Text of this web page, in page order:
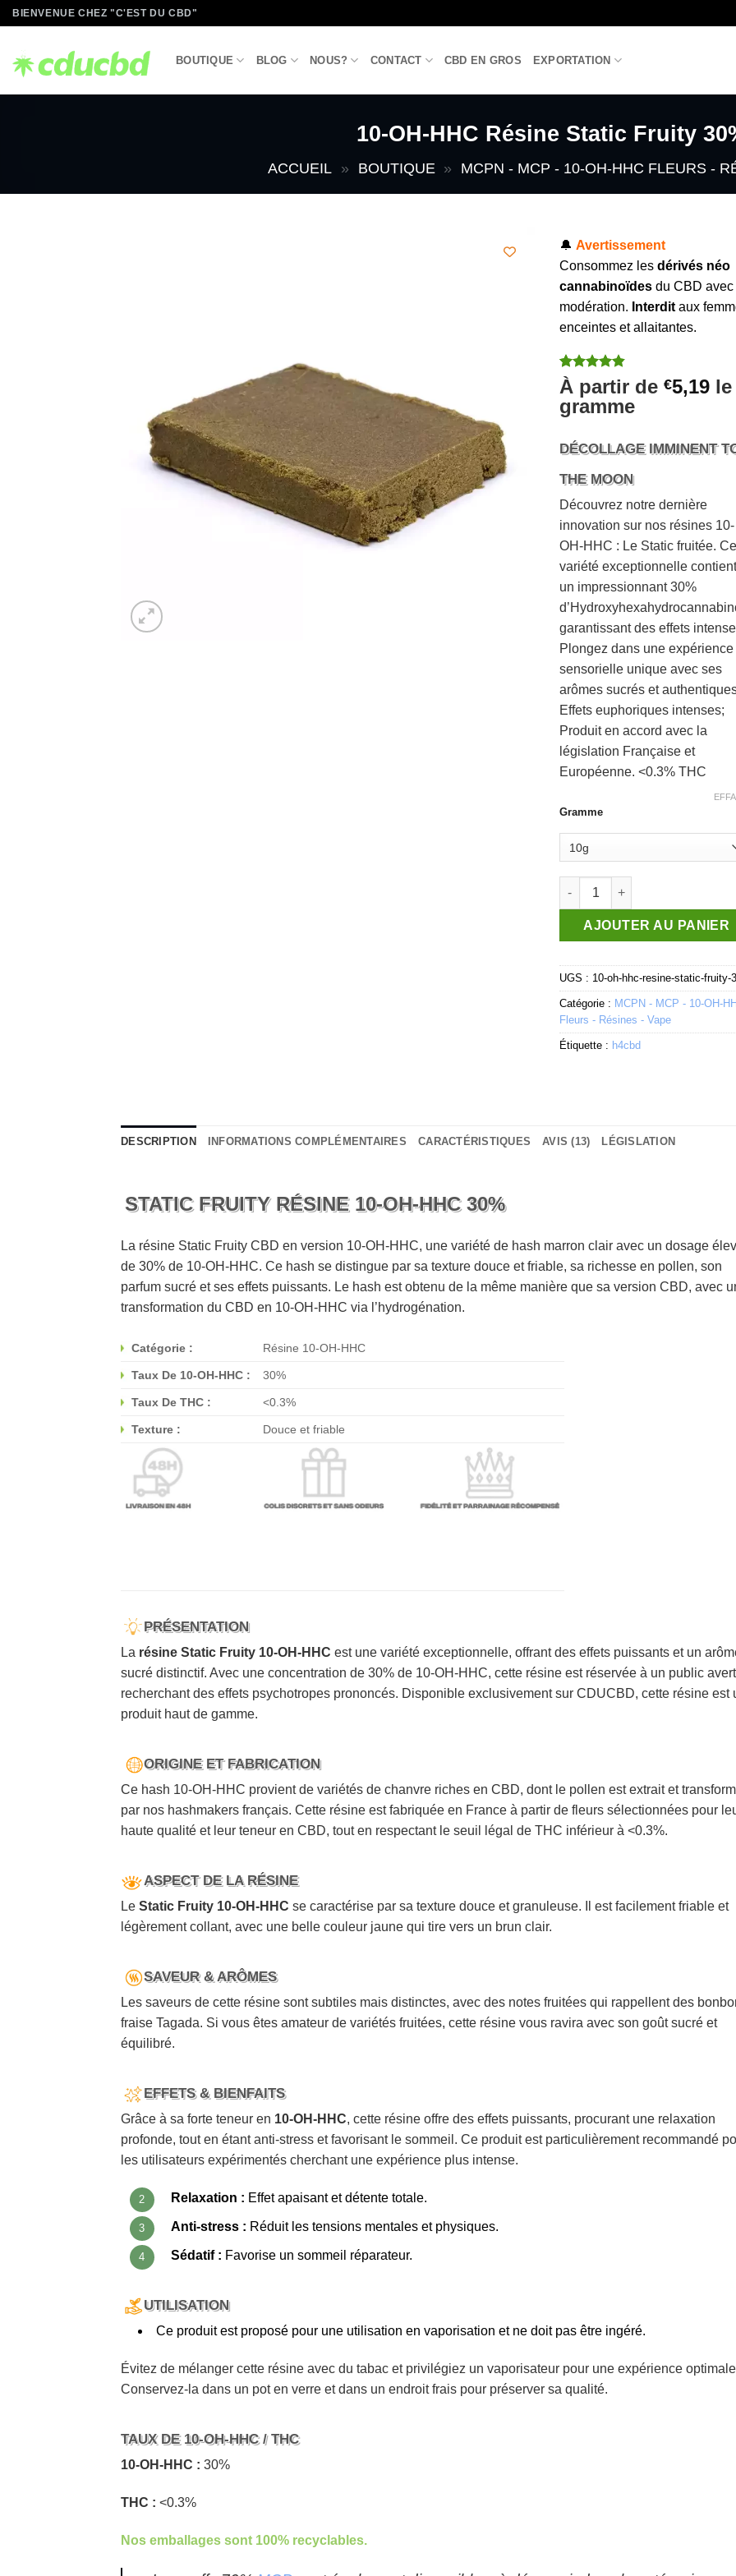
Passer
au
contenu
BIENVENUE CHEZ "C'EST DU CBD"
BOUTIQUE BLOG NOUS? CONTACT CBD EN GROS EXPORTATION
10-OH-HHC Résine Static Fruity
ACCUEIL » BOUTIQUE » MCPN - MCP - 10-OH-HHC FLEURS -
🔔Avertissement
Consommez lesdérivés néo
cannabinoïdes du CBD avec
modération. Interdit aux
enceintes et allaitantes.
Noté 4.77
sur 5 basé
sur
13
notations
À partir de€5,19 le
gramme
DÉCOLLAGE IMMINENT
THE MOON
Découvrez notre dernière
innovation sur nos résines 10-
OH-HHC : Le Static fruitée.
variété exceptionnelle
un impressionnant 30%
garantissant des effets
Plongez dans une expérience
sensorielle unique avec ses
arômes sucrés et
Effets euphoriques intenses;
Produit en accord avec la
législation Française et
Européenne. <0.3% THC
Gramme
quantité de 10-OH-HHC Résine
AJOUTER AU PANIER
UGS : 10-oh-hhc-resine-static-fruity-
Catégorie : MCPN - MCP - 10-OH-
Fleurs - Résines - Vape
Étiquette : h4cbd
DESCRIPTION INFORMATIONS COMPLÉMENTAIRES CARACTÉRISTIQUES AVIS (13) LÉGISLATION
STATIC FRUITY RÉSINE 10-OH-HHC 30%
La résine Static Fruity CBD en version 10-OH-HHC, une variété de hash marron clair avec un dosage
de 30% de 10-OH-HHC. Ce hash se distingue par sa texture douce et friable, sa richesse en pollen, son
parfum sucré et ses effets puissants. Le hash est obtenu de la même manière que sa version CBD, avec
transformation du CBD en 10-OH-HHC via l’hydrogénation.
Catégorie : Résine 10-OH-HHC
Taux De 10-OH-HHC : 30%
Taux De THC : <0.3%
Texture : Douce et friable
PRÉSENTATION
La résine Static Fruity 10-OH-HHC est une variété exceptionnelle, offrant des effets puissants et un
sucré distinctif. Avec une concentration de 30% de 10-OH-HHC, cette résine est réservée à un public
recherchant des effets psychotropes prononcés. Disponible exclusivement sur CDUCBD, cette résine est
produit haut de gamme.
ORIGINE ET FABRICATION
Ce hash 10-OH-HHC provient de variétés de chanvre riches en CBD, dont le pollen est extrait et
par nos hashmakers français. Cette résine est fabriquée en France à partir de fleurs sélectionnées pour
haute qualité et leur teneur en CBD, tout en respectant le seuil légal de THC inférieur à <0.3%.
ASPECT DE LA RÉSINE
Le Static Fruity 10-OH-HHC se caractérise par sa texture douce et granuleuse. Il est facilement friable et
légèrement collant, avec une belle couleur jaune qui tire vers un brun clair.
SAVEUR & ARÔMES
Les saveurs de cette résine sont subtiles mais distinctes, avec des notes fruitées qui rappellent des
fraise Tagada. Si vous êtes amateur de variétés fruitées, cette résine vous ravira avec son goût sucré et
équilibré.
EFFETS & BIENFAITS
Grâce à sa forte teneur en 10-OH-HHC, cette résine offre des effets puissants, procurant une relaxation
profonde, tout en étant anti-stress et favorisant le sommeil. Ce produit est particulièrement recommandé
les utilisateurs expérimentés cherchant une expérience plus intense.
Relaxation : Effet apaisant et détente totale.
Anti-stress : Réduit les tensions mentales et physiques.
Sédatif : Favorise un sommeil réparateur.
UTILISATION
Ce produit est proposé pour une utilisation en vaporisation et ne doit pas être ingéré.
Évitez de mélanger cette résine avec du tabac et privilégiez un vaporisateur pour une expérience
Conservez-la dans un pot en verre et dans un endroit frais pour préserver sa qualité.
TAUX DE 10-OH-HHC / THC
10-OH-HHC : 30%
THC : <0.3%
Nos emballages sont 100% recyclables.